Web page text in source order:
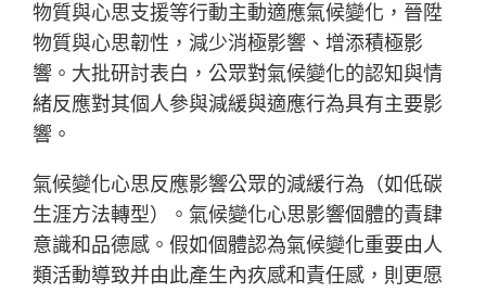
物質與心思支援等行動主動適應氣候變化，晉陞
物質與心思韌性，減少消極影響、增添積極影
響。大批研討表白，公眾對氣候變化的認知與情
緒反應對其個人參與減緩與適應行為具有主要影
響。
氣候變化心思反應影響公眾的減緩行為（如低碳
生涯方法轉型）。氣候變化心思影響個體的責肆
意識和品德感。假如個體認為氣候變化重要由人
類活動導致并由此產生內疚感和責任感，則更愿